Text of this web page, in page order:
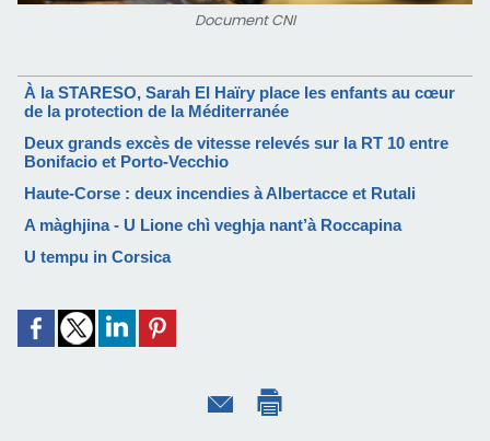
Document CNI
À la STARESO, Sarah El Haïry place les enfants au cœur
de la protection de la Méditerranée
Deux grands excès de vitesse relevés sur la RT 10 entre
Bonifacio et Porto-Vecchio
Haute-Corse : deux incendies à Albertacce et Rutali
A màghjina - U Lione chì veghja nant’à Roccapina
U tempu in Corsica